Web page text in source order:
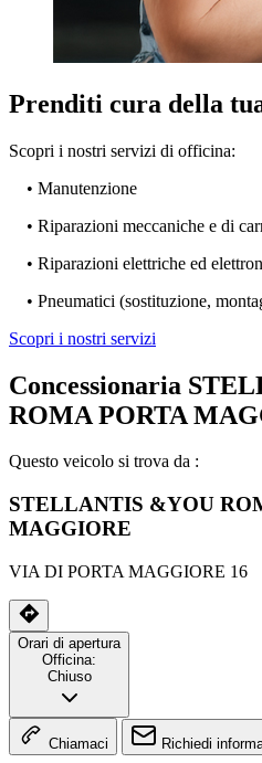
Prenditi cura della
Scopri i nostri servizi di officina:
• Manutenzione
• Riparazioni meccaniche e di
• Riparazioni elettriche ed
• Pneumatici (sostituzione,
Scopri i nostri servizi
Concessionaria
ROMA PORTA
Questo veicolo si trova da :
STELLANTIS &YOU
MAGGIORE
VIA DI PORTA MAGGIORE 16
Orari di apertura
Officina:
Chiuso
Chiamaci Richiedi